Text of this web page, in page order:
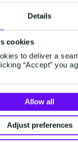
Details
cookies
to deliver a
“Accept” you
Allow all
Adjust preferences
die
sind oder ob sie
ausreichend
um
erzielten
einen
festzustellen, wie
muss, damit Sie